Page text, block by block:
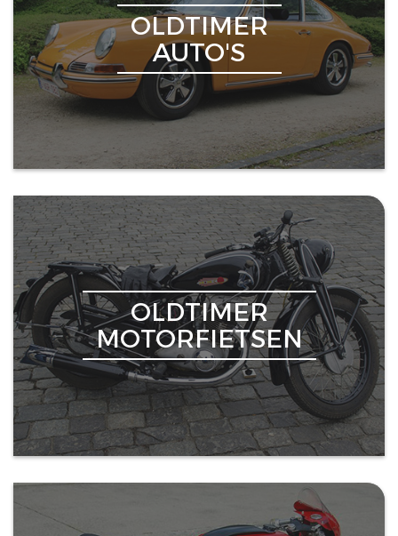
OLDTIMER
AUTO'S
OLDTIMER
MOTORFIETSEN